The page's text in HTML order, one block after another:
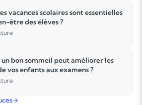
vacances scolaires sont essentielles
être des élèves ?
bon sommeil peut améliorer les
vos enfants aux examens ?